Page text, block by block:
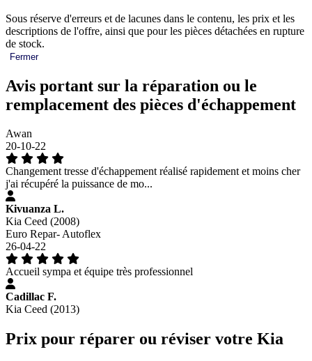
Sous réserve d'erreurs et de lacunes dans le contenu, les prix et les
descriptions de l'offre, ainsi que pour les pièces détachées en rupture
de stock.
Fermer
Avis portant sur la réparation ou le
remplacement des pièces d'échappement
Awan
20-10-22
Changement tresse d'échappement réalisé rapidement et moins cher
j'ai récupéré la puissance de mo...
Kivuanza L.
Kia Ceed (2008)
Euro Repar- Autoflex
26-04-22
Accueil sympa et équipe très professionnel
Cadillac F.
Kia Ceed (2013)
Prix pour réparer ou réviser votre Kia